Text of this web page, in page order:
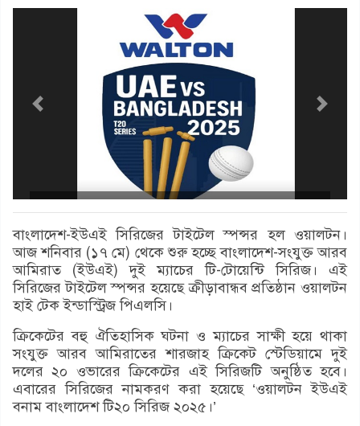
বাংলাদেশ-ইউএই সিরিজের টাইটেল স্পন্সর হল ওয়ালটন।
আজ শনিবার (১৭ মে) থেকে শুরু হচ্ছে বাংলাদেশ-সংযুক্ত আরব
আমিরাত (ইউএই) দুই ম্যাচের টি-টোয়েন্টি সিরিজ। এই
সিরিজের টাইটেল স্পন্সর হয়েছে ক্রীড়াবান্ধব প্রতিষ্ঠান ওয়ালটন
হাই টেক ইন্ডাস্ট্রিজ পিএলসি।
ক্রিকেটের বহু ঐতিহাসিক ঘটনা ও ম্যাচের সাক্ষী হয়ে থাকা
সংযুক্ত আরব আমিরাতের শারজাহ ক্রিকেট স্টেডিয়ামে দুই
দলের ২০ ওভারের ক্রিকেটের এই সিরিজটি অনুষ্ঠিত হবে।
এবারের সিরিজের নামকরণ করা হয়েছে ‘ওয়ালটন ইউএই
বনাম বাংলাদেশ টি২০ সিরিজ ২০২৫।’